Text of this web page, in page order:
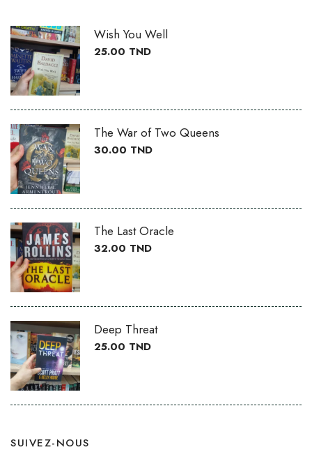
Wish You Well
25.00 TND
The War of Two Queens
30.00 TND
The Last Oracle
32.00 TND
Deep Threat
25.00 TND
SUIVEZ-NOUS